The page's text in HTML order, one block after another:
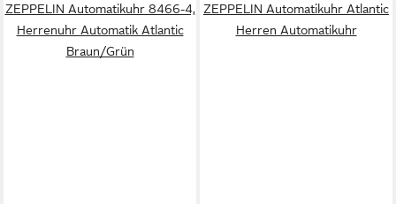
ZEPPELIN Automatikuhr 8466-4,
Herrenuhr Automatik Atlantic
Braun/Grün
ZEPPELIN Automatikuhr Atlantic
Herren Automatikuhr